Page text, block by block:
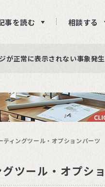
事を読む 相談する
をお待ちしております
が正常に表示されない事象発
ティングツール・オプションパーツ
ツール・オプシ